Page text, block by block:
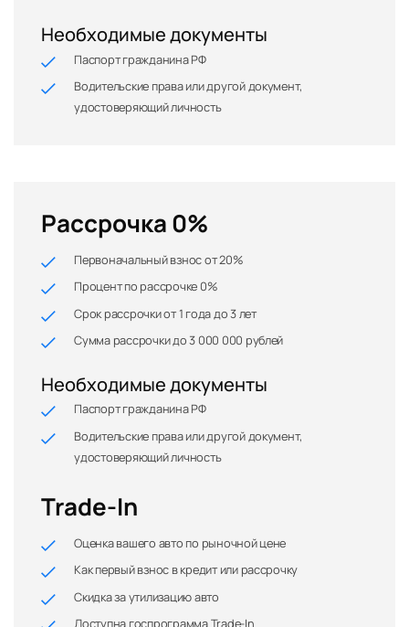
Необходимые документы
Паспорт гражданина РФ
Водительские права или другой документ,
удостоверяющий личность
Рассрочка 0%
Первоначальный взнос от 20%
Процент по рассрочке 0%
Срок рассрочки от 1 года до 3 лет
Сумма рассрочки до 3 000 000 рублей
Необходимые документы
Паспорт гражданина РФ
Водительские права или другой документ,
удостоверяющий личность
Trade-In
Оценка вашего авто по рыночной цене
Как первый взнос в кредит или рассрочку
Скидка за утилизацию авто
Доступна госпрограмма Trade-In